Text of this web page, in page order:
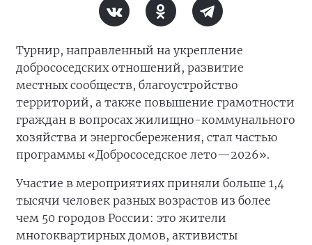
Турнир, направленный на укрепление
добрососедских отношений, развитие
местных сообществ, благоустройство
территорий, а также повышение грамотности
граждан в вопросах жилищно-коммунального
хозяйства и энергосбережения, стал частью
программы «Добрососедское лето—2026».
Участие в мероприятиях приняли больше 1,4
тысячи человек разных возрастов из более
чем 50 городов России: это жители
многоквартирных домов, активисты